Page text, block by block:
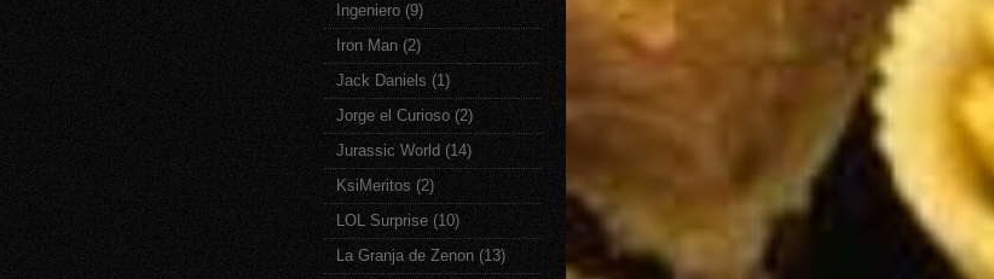
Ingeniero (9)
Iron Man (2)
Jack Daniels (1)
Jorge el Curioso (2)
Jurassic World (14)
KsiMeritos (2)
LOL Surprise (10)
La Granja de Zenon (13)